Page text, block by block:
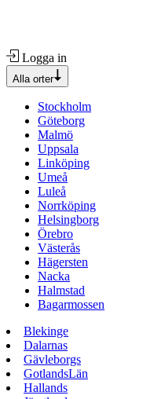
Logga in
Alla orter
Stockholm
Göteborg
Malmö
Uppsala
Linköping
Umeå
Luleå
Norrköping
Helsingborg
Örebro
Västerås
Hägersten
Nacka
Halmstad
Bagarmossen
Blekinge
Dalarnas
Gävleborgs
GotlandsLän
Hallands